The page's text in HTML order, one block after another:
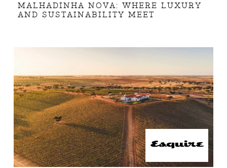
MALHADINHA NOVA: WHERE LUXURY
AND SUSTAINABILITY MEET